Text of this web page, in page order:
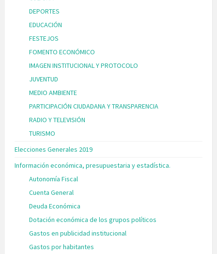
DEPORTES
EDUCACIÓN
FESTEJOS
FOMENTO ECONÓMICO
IMAGEN INSTITUCIONAL Y PROTOCOLO
JUVENTUD
MEDIO AMBIENTE
PARTICIPACIÓN CIUDADANA Y TRANSPARENCIA
RADIO Y TELEVISIÓN
TURISMO
Elecciones Generales 2019
Información económica, presupuestaria y estadística.
Autonomía Fiscal
Cuenta General
Deuda Económica
Dotación económica de los grupos políticos
Gastos en publicidad institucional
Gastos por habitantes